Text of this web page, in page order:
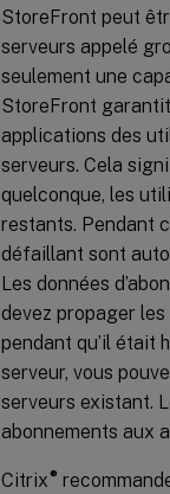
StoreFront peut
serveurs appelé
seulement une
StoreFront
applications des
serveurs. Cela
quelconque, les
restants. Pendant
défaillant sont
Les données
devez propager
pendant qu’il était
serveur, vous
serveurs existant.
abonnements aux
Citrix®